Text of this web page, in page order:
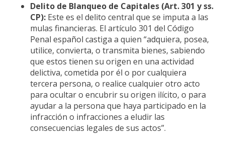
Delito de Blanqueo de Capitales (Art. 301 y ss.
CP): Este es el delito central que se imputa a las
mulas financieras. El artículo 301 del Código
Penal español castiga a quien “adquiera, posea,
utilice, convierta, o transmita bienes, sabiendo
que estos tienen su origen en una actividad
delictiva, cometida por él o por cualquiera
tercera persona, o realice cualquier otro acto
para ocultar o encubrir su origen ilícito, o para
ayudar a la persona que haya participado en la
infracción o infracciones a eludir las
consecuencias legales de sus actos”.